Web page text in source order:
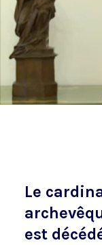
Le
est